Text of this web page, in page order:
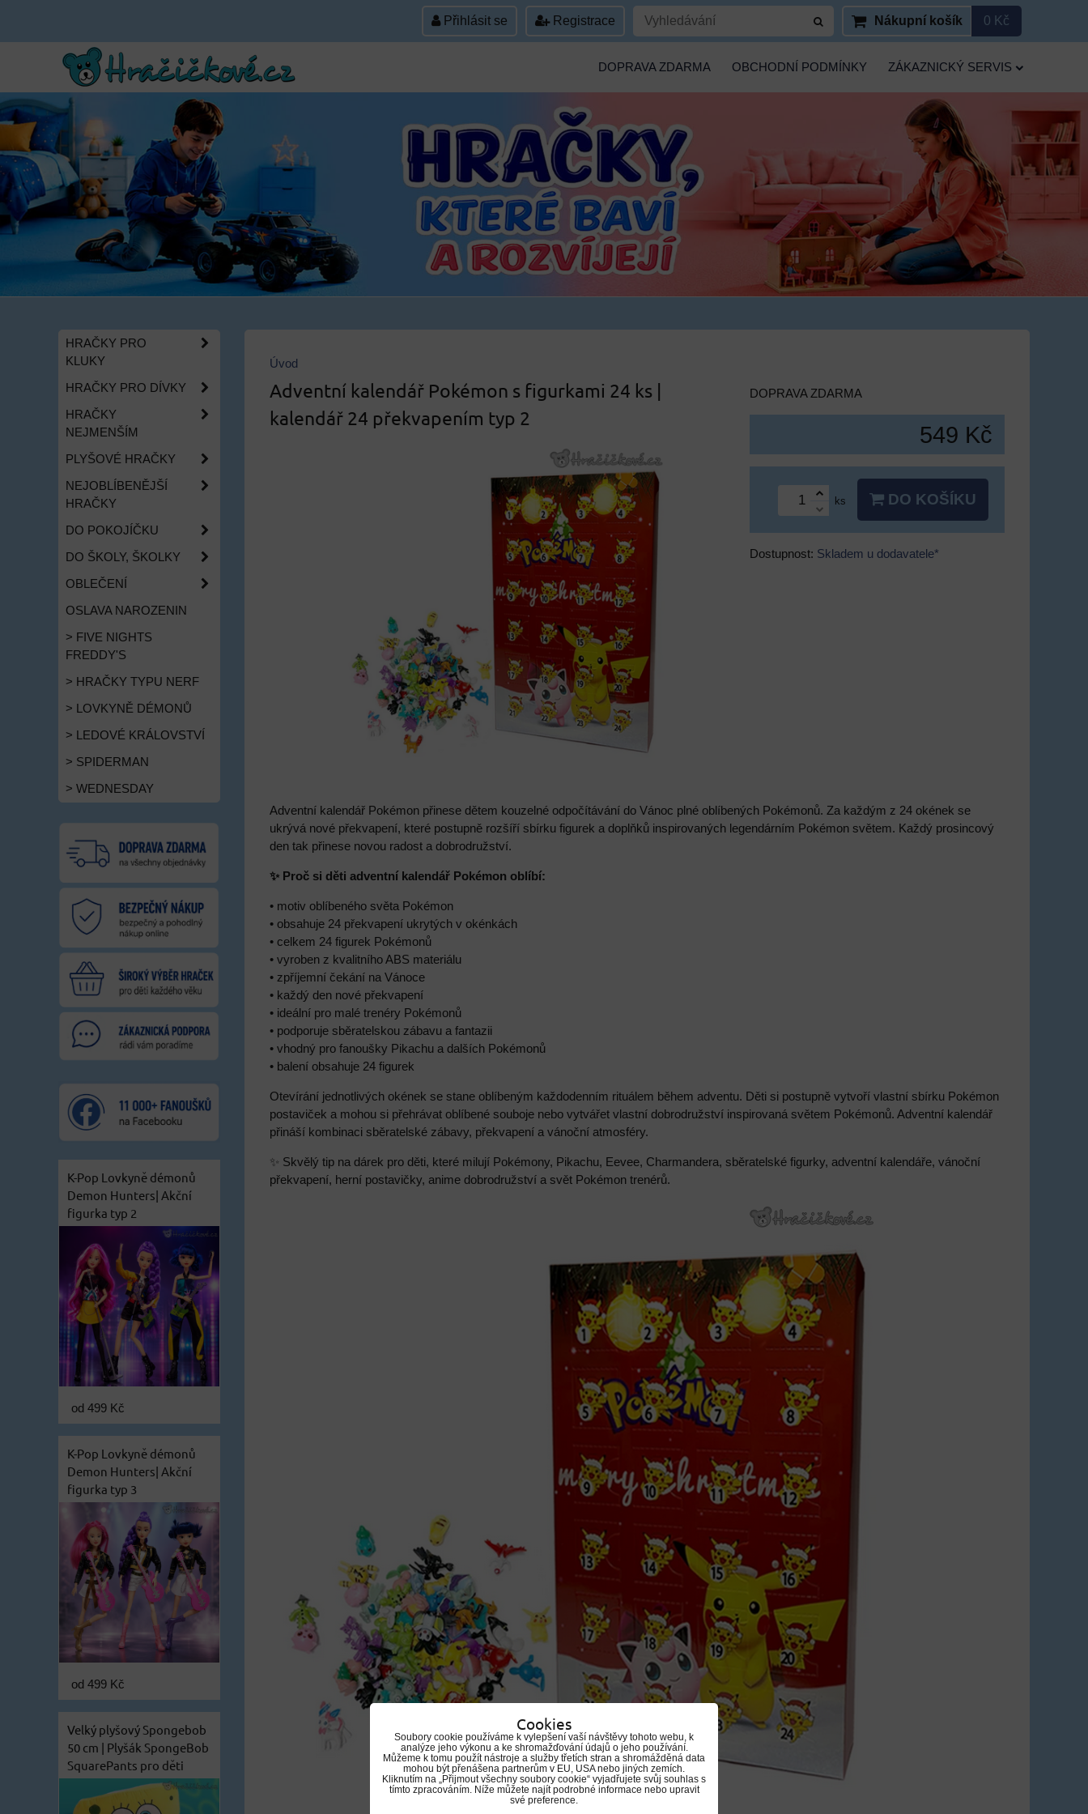
Přihlásit se Registrace Nákupní košík 0 Kč
DOPRAVA ZDARMA OBCHODNÍ PODMÍNKY ZÁKAZNICKÝ SERVIS
Úvod
Adventní kalendář Pokémon s figurkami 24 ks |
kalendář 24 překvapením typ 2
DOPRAVA ZDARMA
549 Kč
ks DO KOŠÍKU
Dostupnost: Skladem u dodavatele*
Adventní kalendář Pokémon přinese dětem kouzelné odpočítávání do Vánoc plné oblíbených Pokémonů. Za každým z 24 okének se
ukrývá nové překvapení, které postupně rozšíří sbírku figurek a doplňků inspirovaných legendárním Pokémon světem. Každý prosincový
den tak přinese novou radost a dobrodružství.
✨ Proč si děti adventní kalendář Pokémon oblíbí:
• motiv oblíbeného světa Pokémon
• obsahuje 24 překvapení ukrytých v okénkách
• celkem 24 figurek Pokémonů
• vyroben z kvalitního ABS materiálu
• zpříjemní čekání na Vánoce
• každý den nové překvapení
• ideální pro malé trenéry Pokémonů
• podporuje sběratelskou zábavu a fantazii
• vhodný pro fanoušky Pikachu a dalších Pokémonů
• balení obsahuje 24 figurek
Otevírání jednotlivých okének se stane oblíbeným každodenním rituálem během adventu. Děti si postupně vytvoří vlastní sbírku Pokémon
postaviček a mohou si přehrávat oblíbené souboje nebo vytvářet vlastní dobrodružství inspirovaná světem Pokémonů. Adventní kalendář
přináší kombinaci sběratelské zábavy, překvapení a vánoční atmosféry.
✨ Skvělý tip na dárek pro děti, které milují Pokémony, Pikachu, Eevee, Charmandera, sběratelské figurky, adventní kalendáře, vánoční
překvapení, herní postavičky, anime dobrodružství a svět Pokémon trenérů.
HRAČKY PRO
KLUKY
HRAČKY PRO DÍVKY
HRAČKY
NEJMENŠÍM
PLYŠOVÉ HRAČKY
NEJOBLÍBENĚJŠÍ
HRAČKY
DO POKOJÍČKU
DO ŠKOLY, ŠKOLKY
OBLEČENÍ
OSLAVA NAROZENIN
> FIVE NIGHTS
FREDDY'S
> HRAČKY TYPU NERF
> LOVKYNĚ DÉMONŮ
> LEDOVÉ KRÁLOVSTVÍ
> SPIDERMAN
> WEDNESDAY
K-Pop Lovkyně démonů
Demon Hunters| Akční
figurka typ 2
od 499 Kč
K-Pop Lovkyně démonů
Demon Hunters| Akční
figurka typ 3
od 499 Kč
Velký plyšový Spongebob
50 cm | Plyšák SpongeBob
SquarePants pro děti
Cookies
Soubory cookie používáme k vylepšení vaší návštěvy tohoto webu, k
analýze jeho výkonu a ke shromažďování údajů o jeho používání.
Můžeme k tomu použít nástroje a služby třetích stran a shromážděná data
mohou být přenášena partnerům v EU, USA nebo jiných zemích.
Kliknutím na „Přijmout všechny soubory cookie“ vyjadřujete svůj souhlas s
tímto zpracováním. Níže můžete najít podrobné informace nebo upravit
své preference.